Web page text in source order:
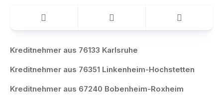
Kreditnehmer aus 76133 Karlsruhe
Kreditnehmer aus 76351 Linkenheim-Hochstetten
Kreditnehmer aus 67240 Bobenheim-Roxheim